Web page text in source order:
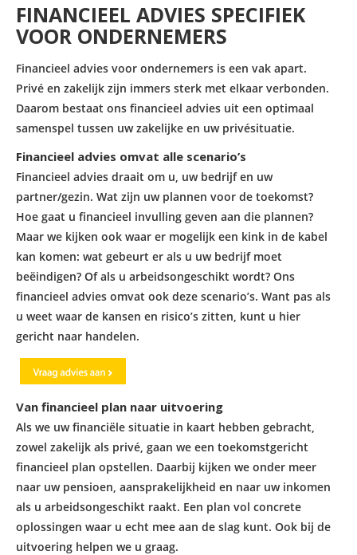
FINANCIEEL ADVIES SPECIFIEK
VOOR ONDERNEMERS
Financieel advies voor ondernemers is een vak apart.
Privé en zakelijk zijn immers sterk met elkaar verbonden.
Daarom bestaat ons financieel advies uit een optimaal
samenspel tussen uw zakelijke en uw privésituatie.
Financieel advies omvat alle scenario’s
Financieel advies draait om u, uw bedrijf en uw
partner/gezin. Wat zijn uw plannen voor de toekomst?
Hoe gaat u financieel invulling geven aan die plannen?
Maar we kijken ook waar er mogelijk een kink in de kabel
kan komen: wat gebeurt er als u uw bedrijf moet
beëindigen? Of als u arbeidsongeschikt wordt? Ons
financieel advies omvat ook deze scenario’s. Want pas als
u weet waar de kansen en risico’s zitten, kunt u hier
gericht naar handelen.
Van financieel plan naar uitvoering
Als we uw financiële situatie in kaart hebben gebracht,
zowel zakelijk als privé, gaan we een toekomstgericht
financieel plan opstellen. Daarbij kijken we onder meer
naar uw pensioen, aansprakelijkheid en naar uw inkomen
als u arbeidsongeschikt raakt. Een plan vol concrete
oplossingen waar u echt mee aan de slag kunt. Ook bij de
uitvoering helpen we u graag.